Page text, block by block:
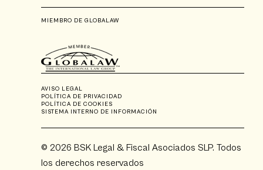
MIEMBRO DE GLOBALAW
AVISO LEGAL
POLÍTICA DE PRIVACIDAD
POLÍTICA DE COOKIES
SISTEMA INTERNO DE INFORMACIÓN
© 2026 BSK Legal & Fiscal Asociados SLP. Todos
los derechos reservados